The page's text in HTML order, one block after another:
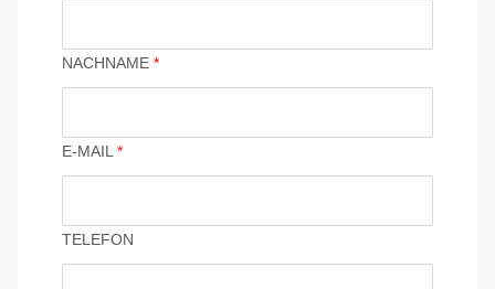
NACHNAME *
E-MAIL *
TELEFON